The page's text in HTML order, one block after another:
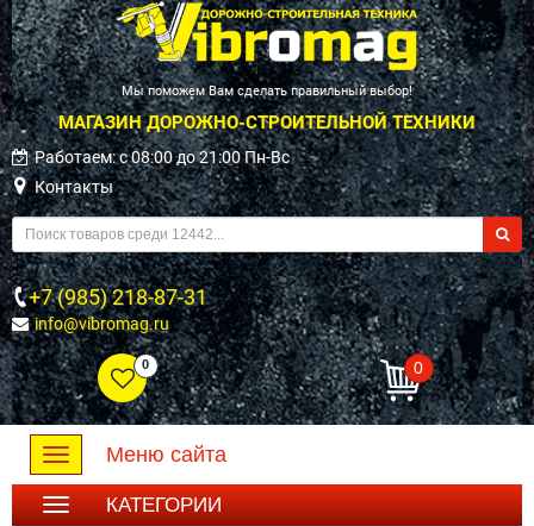
Мы поможем Вам сделать правильный выбор!
МАГАЗИН ДОРОЖНО-СТРОИТЕЛЬНОЙ ТЕХНИКИ
Работаем: c 08:00 до 21:00 Пн-Вс
Контакты
+7 (985) 218-87-31
info@vibromag.ru
0 0
Toggle
navigation
Меню сайта
КАТЕГОРИИ